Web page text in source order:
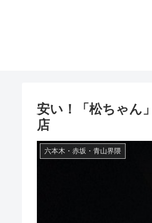
安い！「松ちゃん
店
六本木・赤坂・青山界隈